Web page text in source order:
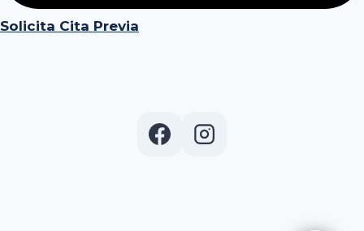
Solicita Cita Previa